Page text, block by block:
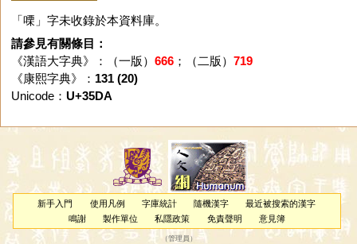
「㗚」字未收錄於本資料庫。
請參見有關條目：
《漢語大字典》：（一版） 666；（二版） 719
《康熙字典》： 131 (20)
Unicode： U+35DA
新手入門 使用凡例 字庫統計 隨機漢字
最近被搜索的漢字
鳴謝
製作單位 私隱政策 免責聲明 意見簿
（管理員 ）